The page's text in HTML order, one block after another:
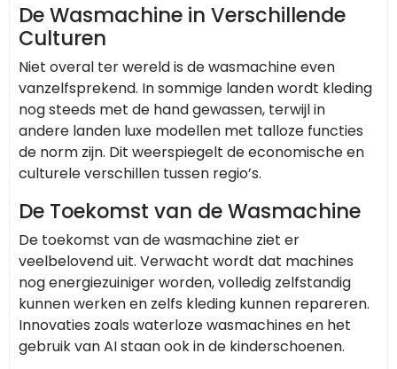
De Wasmachine in Verschillende
Culturen
Niet overal ter wereld is de wasmachine even
vanzelfsprekend. In sommige landen wordt kleding
nog steeds met de hand gewassen, terwijl in
andere landen luxe modellen met talloze functies
de norm zijn. Dit weerspiegelt de economische en
culturele verschillen tussen regio’s.
De Toekomst van de Wasmachine
De toekomst van de wasmachine ziet er
veelbelovend uit. Verwacht wordt dat machines
nog energiezuiniger worden, volledig zelfstandig
kunnen werken en zelfs kleding kunnen repareren.
Innovaties zoals waterloze wasmachines en het
gebruik van AI staan ook in de kinderschoenen.